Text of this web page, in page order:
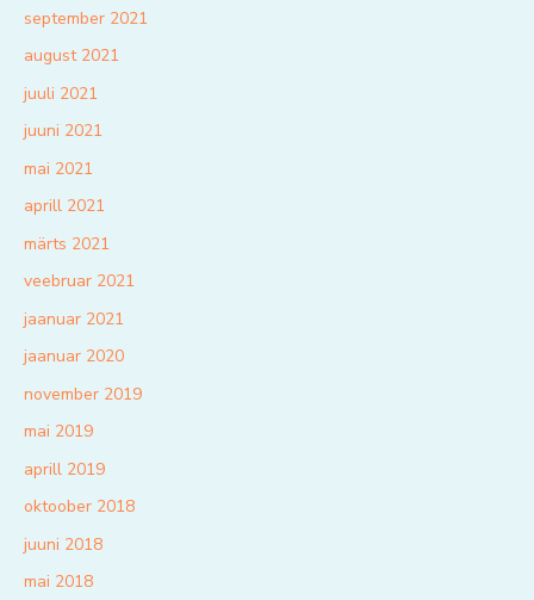
september 2021
august 2021
juuli 2021
juuni 2021
mai 2021
aprill 2021
märts 2021
veebruar 2021
jaanuar 2021
jaanuar 2020
november 2019
mai 2019
aprill 2019
oktoober 2018
juuni 2018
mai 2018